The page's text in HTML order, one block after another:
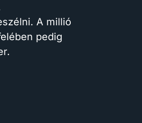
A millió
pedig